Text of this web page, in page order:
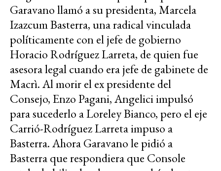
Garavano llamó a su presidenta, Marcela
Izazcum Basterra, una radical vinculada
políticamente con el jefe de gobierno
Horacio Rodríguez Larreta, de quien fue
asesora legal cuando era jefe de gabinete de
Macrì. Al morir el ex presidente del
Consejo, Enzo Pagani, Angelici impulsó
para sucederlo a Loreley Bianco, pero el eje
Carrió-Rodríguez Larreta impuso a
Basterra. Ahora Garavano le pidió a
Basterra que respondiera que Console